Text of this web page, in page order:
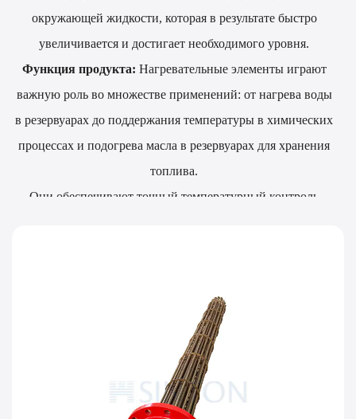
окружающей жидкости, которая в результате быстро
увеличивается и достигает необходимого уровня.
Функция продукта: Нагревательные элементы играют
важную роль во множестве применений: от нагрева воды
в резервуарах до поддержания температуры в химических
процессах и подогрева масла в резервуарах для хранения
топлива.
Они обеспечивают точный температурный контроль
гораздо эффективнее по сравнению со многими
вариантами внешнего нагрева. Это обеспечивает
сокращение времени нагрева и снижение
энергопотребления.
Этот продукт более приемлем, чем большие внешние